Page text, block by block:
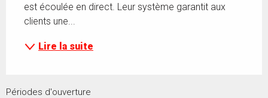
est écoulée en direct. Leur système garantit aux
clients une...
Lire la suite
Périodes d'ouverture